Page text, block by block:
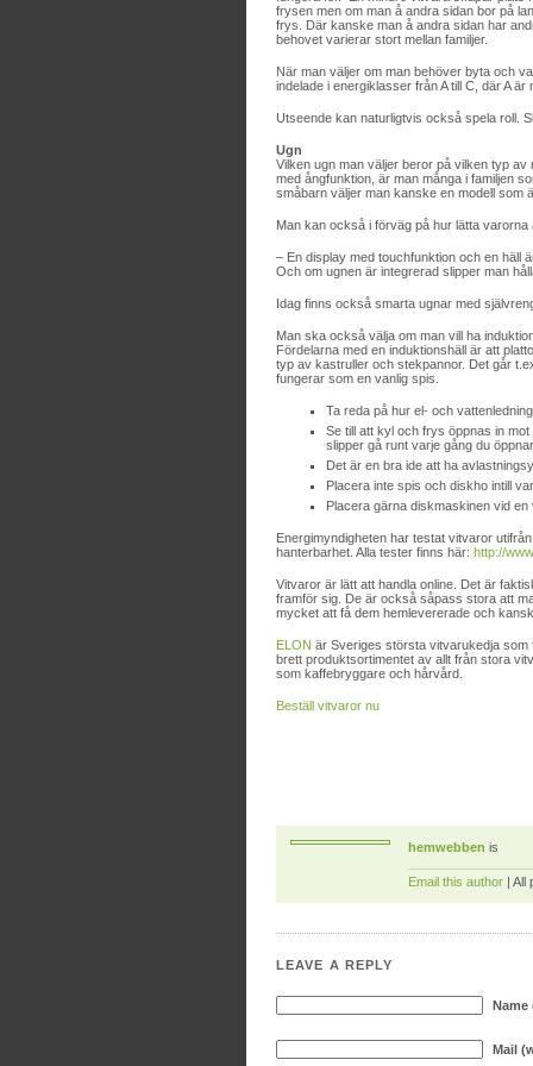
frysen men om man å andra sidan bor på
frys. Där kanske man å andra sidan har
behovet varierar stort mellan familjer.
När man väljer om man behöver byta och
indelade i energiklasser från A till C, där A
Utseende kan naturligtvis också spela roll.
Ugn
Vilken ugn man väljer beror på vilken typ
med ångfunktion, är man många i familjen
småbarn väljer man kanske en modell som
Man kan också i förväg på hur lätta varorna
– En display med touchfunktion och en häll
Och om ugnen är integrerad slipper man
Idag finns också smarta ugnar med
Man ska också välja om man vill ha
Fördelarna med en induktionshäll är att
typ av kastruller och stekpannor. Det går
fungerar som en vanlig spis.
Ta reda på hur el- och
Se till att kyl och frys öppnas in
slipper gå runt varje gång du
Det är en bra ide att ha
Placera inte spis och diskho intill
Placera gärna diskmaskinen vid
Energimyndigheten har testat vitvaror
hanterbarhet. Alla tester finns här: http://
Vitvaror är lätt att handla online. Det är
framför sig. De är också såpass stora att
mycket att få dem hemlevererade och
ELON är Sveriges största vitvarukedja
brett produktsortimentet av allt från stora
som kaffebryggare och hårvård.
Beställ vitvaror nu
hemwebben is
Email this author | All
LEAVE A REPLY
Name
Mail